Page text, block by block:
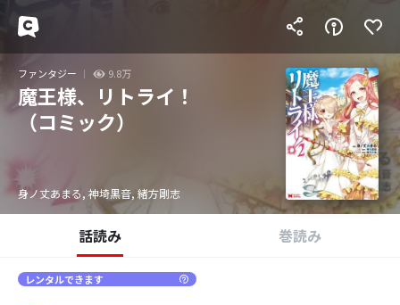
ファンタジー 9.8万
魔王様、リトライ！
（コミック）
身ノ丈あまる, 神埼黒音, 緒方剛志
話読み 巻読み
レンタルできます